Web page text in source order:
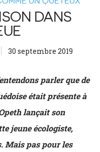
DANS
30 septembre 2019
parler que de
était présente à
lançait son
jeune écologiste,
Mais pas pour les